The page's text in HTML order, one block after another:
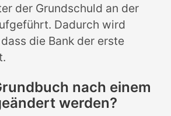
der Grundschuld an der
Dadurch wird
die Bank der erste
nach einem
werden?